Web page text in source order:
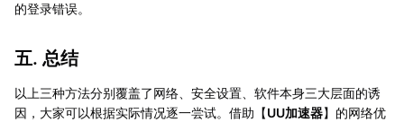
的登录错误。
五. 总结
以上三种方法分别覆盖了网络、安全设置、软件本身三大层面的诱
因，大家可以根据实际情况逐一尝试。借助【UU加速器】的网络优